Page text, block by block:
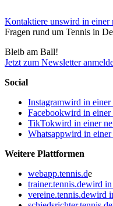
Kontaktiere unswird in einer
Fragen rund um Tennis in
Bleib am Ball!
Jetzt zum Newsletter
Social
Instagramwird in einer
Facebookwird in einer
TikTokwird in einer
Whatsappwird in einer
Weitere Plattformen
webapp.tennis.de
trainer.tennis.dewird in
vereine.tennis.dewird